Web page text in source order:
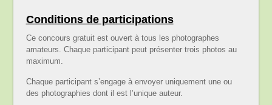
Conditions de participations
Ce concours gratuit est ouvert à tous les photographes
amateurs. Chaque participant peut présenter trois photos au
maximum.
Chaque participant s’engage à envoyer uniquement une ou
des photographies dont il est l’unique auteur.